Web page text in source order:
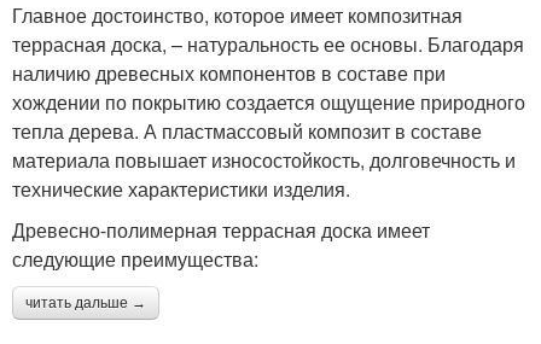
Главное достоинство, которое имеет композитная
террасная доска, – натуральность ее основы. Благодаря
наличию древесных компонентов в составе при
хождении по покрытию создается ощущение природного
тепла дерева. А пластмассовый композит в составе
материала повышает износостойкость, долговечность и
технические характеристики изделия.
Древесно-полимерная террасная доска имеет
следующие преимущества:
читать дальше →